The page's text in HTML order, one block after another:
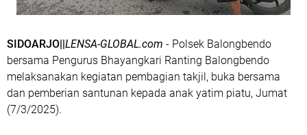
SIDOARJO||LENSA-GLOBAL.com - Polsek Balongbendo
bersama Pengurus Bhayangkari Ranting Balongbendo
melaksanakan kegiatan pembagian takjil, buka bersama
dan pemberian santunan kepada anak yatim piatu, Jumat
(7/3/2025).